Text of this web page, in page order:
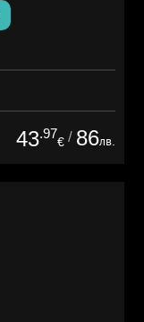
43.97
€ / 86лв.